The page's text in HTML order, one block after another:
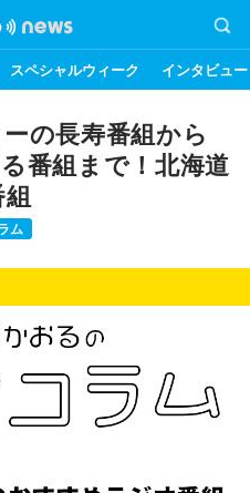
スペシャルウィーク インタビュー
の長寿番組から
番組まで！北海道
ム